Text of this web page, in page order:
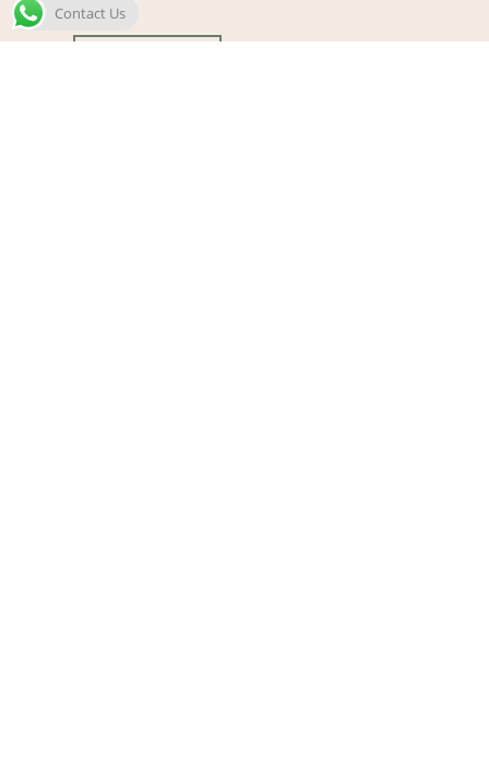
Contact Us